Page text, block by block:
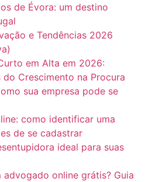
de Évora: um destino
e Tendências 2026
em Alta em 2026:
Crescimento na Procura
sua empresa pode se
como identificar uma
de se cadastrar
ideal para suas
online grátis? Guia